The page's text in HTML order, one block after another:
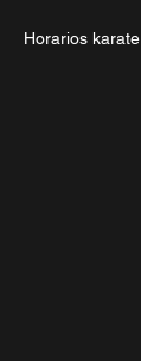
Horarios karate